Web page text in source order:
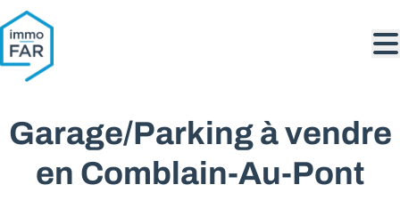
Aller au contenu principal
Garage/Parking à vendre
en Comblain-Au-Pont